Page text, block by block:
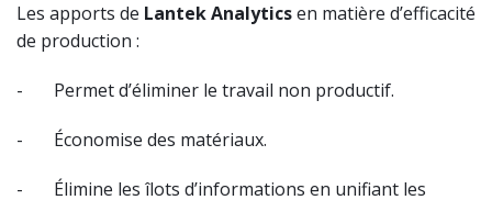
Les apports de Lantek Analyticsen matière d’efficacité
de production :
- Permet d’éliminer le travail non productif.
- Économise des matériaux.
- Élimine les îlots d’informations en unifiant les